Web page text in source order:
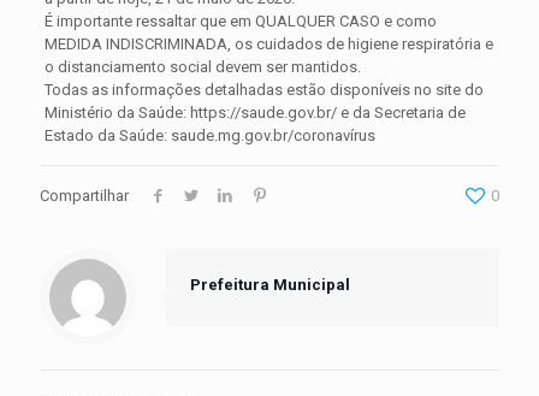
É importante ressaltar que em QUALQUER CASO e como
MEDIDA INDISCRIMINADA, os cuidados de higiene respiratória e
o distanciamento social devem ser mantidos.
Todas as informações detalhadas estão disponíveis no site do
Ministério da Saúde: https://saude.gov.br/ e da Secretaria de
Estado da Saúde: saude.mg.gov.br/coronavírus
Compartilhar 0
Prefeitura Municipal